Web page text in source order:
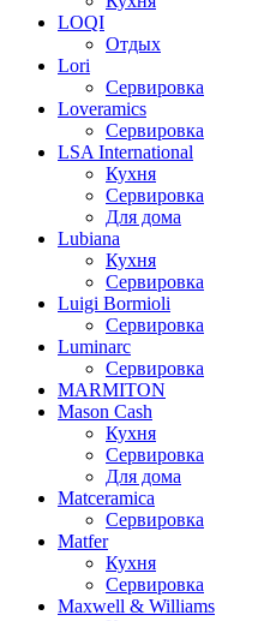
LOQI
Отдых
Lori
Сервировка
Loveramics
Сервировка
LSA International
Кухня
Сервировка
Для дома
Lubiana
Кухня
Сервировка
Luigi Bormioli
Сервировка
Luminarc
Сервировка
MARMITON
Mason Cash
Кухня
Сервировка
Для дома
Matceramica
Сервировка
Matfer
Кухня
Сервировка
Maxwell & Williams